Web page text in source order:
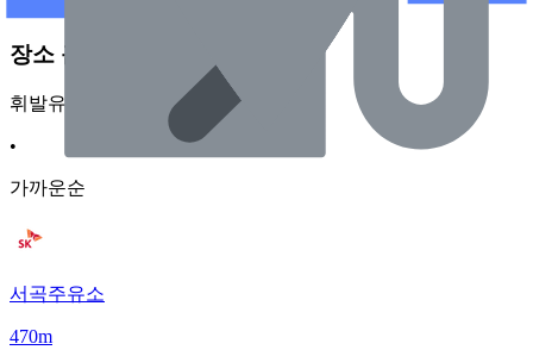
장소 근처 주유소
휘발유
•
가까운순
서곡주유소
470m